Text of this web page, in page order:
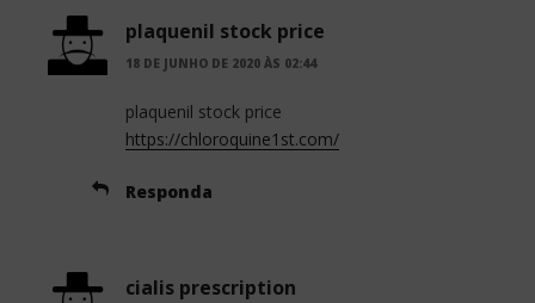
plaquenil stock price
18 DE JUNHO DE 2020 ÀS 02:44
plaquenil stock price
https://chloroquine1st.com/
Responda
cialis prescription